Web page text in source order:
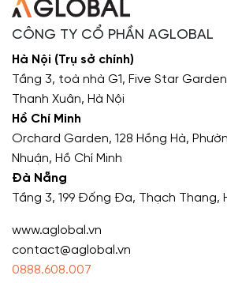
CÔNG TY CỔ PHẦN AGLOBAL
Hà Nội (Trụ sở chính)
Tầng 3, toà nhà G1, Five Star
Thanh Xuân, Hà Nội
Hồ Chí Minh
Orchard Garden, 128 Hồng Hà,
Nhuận, Hồ Chí Minh
Đà Nẵng
Tầng 3, 199 Đống Đa, Thạch Thang,
www.aglobal.vn
contact@aglobal.vn
0888.608.007